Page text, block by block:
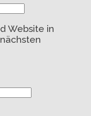
Website in